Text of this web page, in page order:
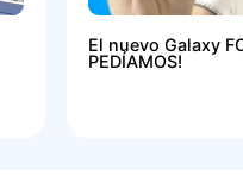
El nuevo Galaxy
PEDÍAMOS!